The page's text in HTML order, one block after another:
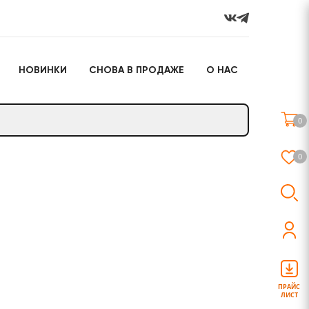
НОВИНКИ СНОВА В ПРОДАЖЕ О НАС
Настольные игры
Подарочные наборы
Слайм
0
0
ПРАЙС
ЛИСТ